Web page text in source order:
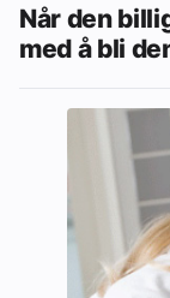
Når den
med å bli